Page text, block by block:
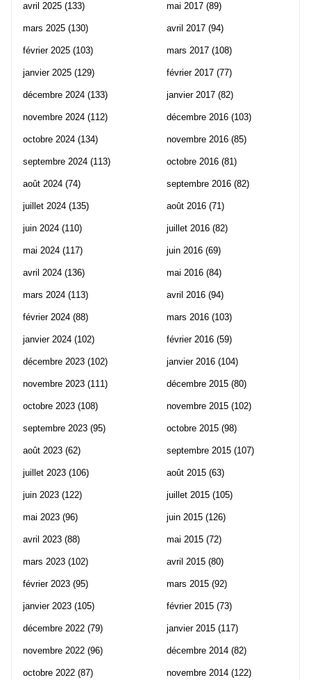
avril 2025 (133)
mars 2025 (130)
février 2025 (103)
janvier 2025 (129)
décembre 2024 (133)
novembre 2024 (112)
octobre 2024 (134)
septembre 2024 (113)
août 2024 (74)
juillet 2024 (135)
juin 2024 (110)
mai 2024 (117)
avril 2024 (136)
mars 2024 (113)
février 2024 (88)
janvier 2024 (102)
décembre 2023 (102)
novembre 2023 (111)
octobre 2023 (108)
septembre 2023 (95)
août 2023 (62)
juillet 2023 (106)
juin 2023 (122)
mai 2023 (96)
avril 2023 (88)
mars 2023 (102)
février 2023 (95)
janvier 2023 (105)
décembre 2022 (79)
novembre 2022 (96)
octobre 2022 (87)
mai 2017 (89)
avril 2017 (94)
mars 2017 (108)
février 2017 (77)
janvier 2017 (82)
décembre 2016 (103)
novembre 2016 (85)
octobre 2016 (81)
septembre 2016 (82)
août 2016 (71)
juillet 2016 (82)
juin 2016 (69)
mai 2016 (84)
avril 2016 (94)
mars 2016 (103)
février 2016 (59)
janvier 2016 (104)
décembre 2015 (80)
novembre 2015 (102)
octobre 2015 (98)
septembre 2015 (107)
août 2015 (63)
juillet 2015 (105)
juin 2015 (126)
mai 2015 (72)
avril 2015 (80)
mars 2015 (92)
février 2015 (73)
janvier 2015 (117)
décembre 2014 (82)
novembre 2014 (122)